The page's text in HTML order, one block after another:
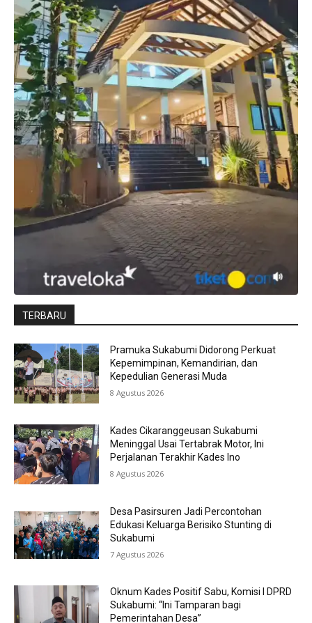
TERBARU
Pramuka Sukabumi Didorong Perkuat
Kepemimpinan, Kemandirian, dan
Kepedulian Generasi Muda
8 Agustus 2026
Kades Cikaranggeusan Sukabumi
Meninggal Usai Tertabrak Motor, Ini
Perjalanan Terakhir Kades Ino
8 Agustus 2026
Desa Pasirsuren Jadi Percontohan
Edukasi Keluarga Berisiko Stunting di
Sukabumi
7 Agustus 2026
Oknum Kades Positif Sabu, Komisi I DPRD
Sukabumi: “Ini Tamparan bagi
Pemerintahan Desa”